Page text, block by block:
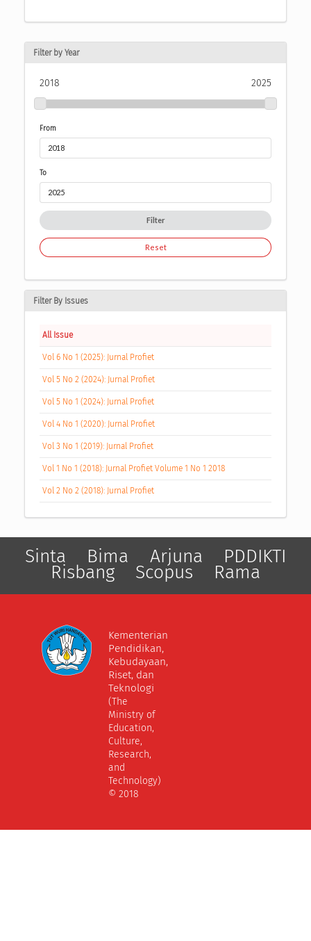
Filter by Year
2018 2025
From
To
Filter
Reset
Filter By Issues
All Issue
Vol 6 No 1 (2025): Jurnal Profiet
Vol 5 No 2 (2024): Jurnal Profiet
Vol 5 No 1 (2024): Jurnal Profiet
Vol 4 No 1 (2020): Jurnal Profiet
Vol 3 No 1 (2019): Jurnal Profiet
Vol 1 No 1 (2018): Jurnal Profiet Volume 1 No 1 2018
Vol 2 No 2 (2018): Jurnal Profiet
Sinta Bima Arjuna PDDIKTI
Risbang Scopus Rama
Kementerian
Pendidikan,
Kebudayaan,
Riset, dan
Teknologi
(The
Ministry of
Education,
Culture,
Research,
and
Technology)
© 2018